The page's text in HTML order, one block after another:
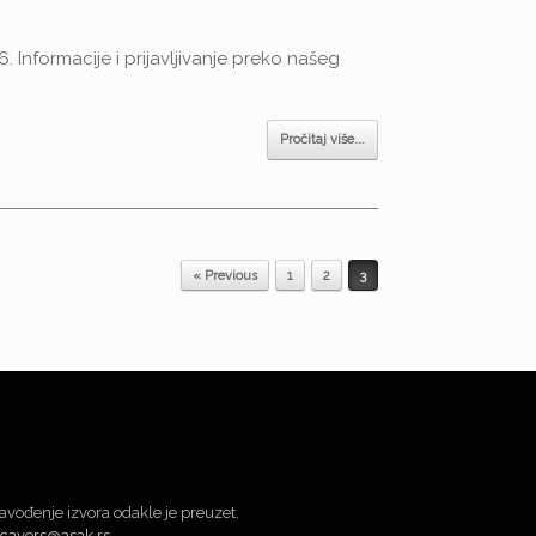
Informacije i prijavljivanje preko našeg
Pročitaj više...
« Previous 1 2 3
izvora odakle je preuzet.